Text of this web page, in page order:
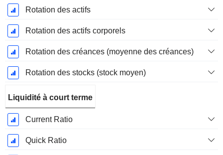
Rotation des actifs
Rotation des actifs corporels
Rotation des créances (moyenne des créances)
Rotation des stocks (stock moyen)
Liquidité à court terme
Current Ratio
Quick Ratio